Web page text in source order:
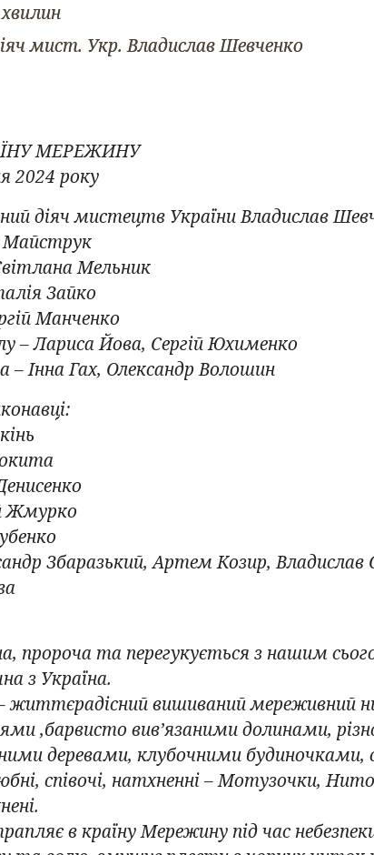
мист. Укр. Владислав Шевченко
МЕРЕЖИНУ
2024 року
діяч мистецтв України Владислав
Майструк
Мельник
Зайко
Манченко
– Лариса Йова, Сергій Юхименко
– Інна Гах, Олександр Волошин
Жмурко
Збаразький, Артем Козир,
пророча та перегукується з нашим
з Україна.
життєрадісний вишиваний мереживний
,барвисто вив’язаними долинами,
деревами, клубочними
співочі, натхненні – Мотузочки,
в країну Мережину під час